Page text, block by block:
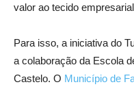
valor ao tecido
Para isso, a iniciativa do
a colaboração da Escola
Castelo. O Município de